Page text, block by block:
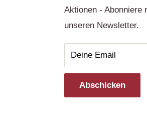
Aktionen - Abonniere
unseren Newsletter.
Deine Email
Abschicken